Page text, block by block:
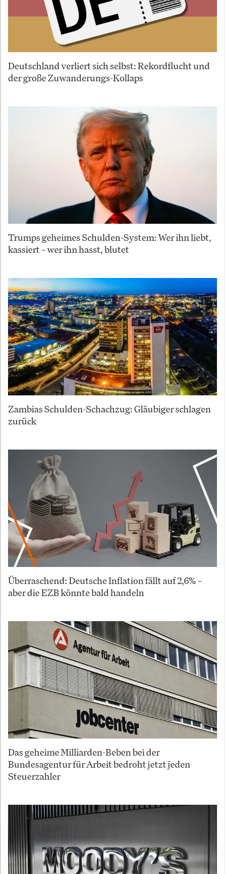
Deutschland verliert sich selbst: Rekordflucht und
der große Zuwanderungs-Kollaps
Trumps geheimes Schulden-System: Wer ihn liebt,
kassiert – wer ihn hasst, blutet
Zambias Schulden-Schachzug: Gläubiger schlagen
zurück
Überraschend: Deutsche Inflation fällt auf 2,6% –
aber die EZB könnte bald handeln
Das geheime Milliarden-Beben bei der
Bundesagentur für Arbeit bedroht jetzt jeden
Steuerzahler